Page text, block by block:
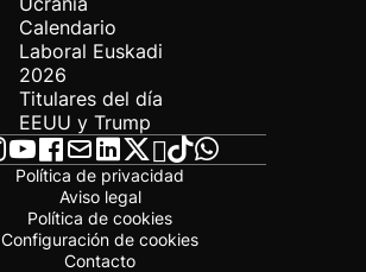
Calendario
Laboral Euskadi
2026
Titulares del día
EEUU y Trump
Política de privacidad
Aviso legal
Política de cookies
Configuración de cookies
Contacto